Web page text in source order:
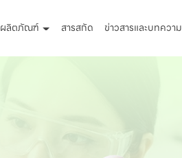
ผลิตภัณฑ์ สารสกัด ข่าวสารและบทความ